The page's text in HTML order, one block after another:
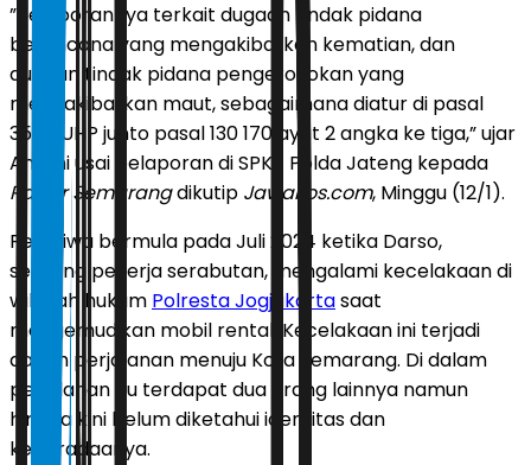
”Pelaporannya terkait dugaan tindak pidana
berencana yang mengakibatkan kematian, dan
dugaan tindak pidana pengeroyokan yang
mengakibatkan maut, sebagaimana diatur di pasal
355 KUHP junto pasal 130 170 ayat 2 angka ke tiga,” ujar
Antoni usai pelaporan di SPKT Polda Jateng kepada
Radar Semarangdikutip JawaPos.com, Minggu (12/1).
Peristiwa bermula pada Juli 2024 ketika Darso,
seorang pekerja serabutan, mengalami kecelakaan di
wilayah hukum Polresta Jogjakartasaat
mengemudikan mobil rental. Kecelakaan ini terjadi
dalam perjalanan menuju Kota Semarang. Di dalam
perjalanan itu terdapat dua orang lainnya namun
hingga kini belum diketahui identitas dan
keberadaanya.